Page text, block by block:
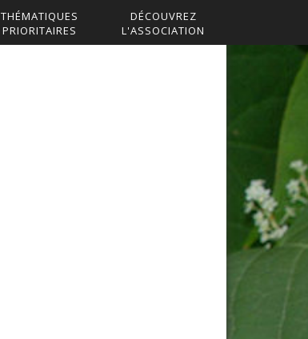
THÉMATIQUES
PRIORITAIRES
DÉCOUVREZ
L'ASSOCIATION